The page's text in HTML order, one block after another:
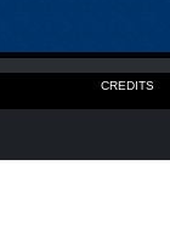
CREDITS